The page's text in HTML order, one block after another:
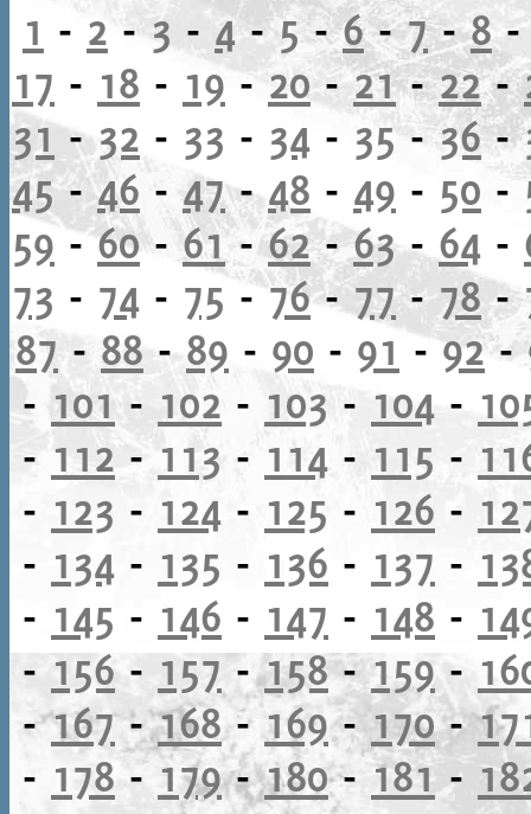
1 - 2-3 - 4-5-6-7-8
17 - 18 - 19-20-21-22-
31-32 - 33 - 34 - 35-36-
45-46-47-48 - 49 - 50 -
59 -60-61-62-63- 64 -
73 - 74 - 75 -76-77-78-
87 - 88 - 89 - 90 - 91 -92-
-101- 102 - 103- 104 -
- 112-113 - 114 - 115 -
- 123 - 124 - 125 - 126 -
- 134 - 135 - 136 - 137 -
- 145 - 146 - 147 - 148 -
-156-157-158-159-
-167-168-169-170-
- 178 - 179-180-181-